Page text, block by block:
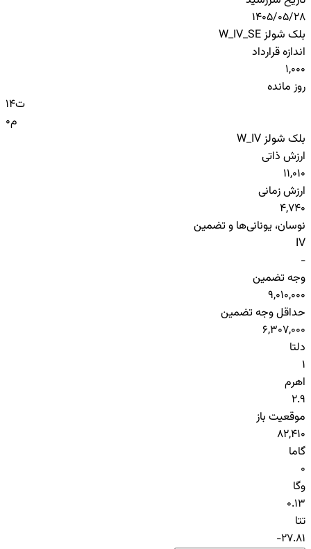
1405/05/28
بلک شولز W_IV_SE
اندازه قرارداد
1,000
روز مانده
14ت
0م
بلک شولز W_IV
ارزش ذاتی
11,010
ارزش زمانی
4,740
نوسان، یونانی‌ها و تضمین
IV
-
وجه تضمین
9,010,000
حداقل وجه تضمین
6,307,000
دلتا
1
اهرم
2.9
موقعیت باز
82,410
گاما
0
وگا
0.13
تتا
-27.81